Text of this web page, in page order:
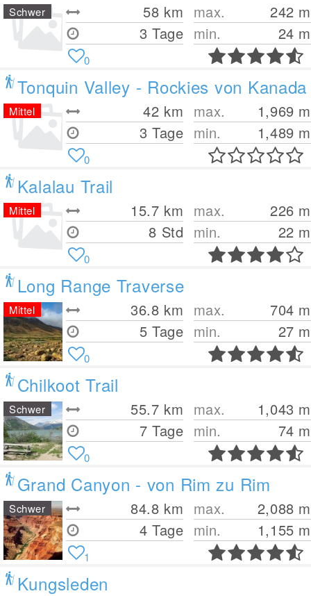
58 km
3 Tage
max. 242 m
min.
24 m
Schwer
0
Tonquin Valley - Rockies von Kanada
42 km
3 Tage
max. 1,969 m
min.
1,489 m
Mittel
0
Kalalau Trail
15.7 km
8 Std
max. 226 m
min.
22 m
Mittel
0
Long Range Traverse
36.8 km
5 Tage
max. 704 m
min.
27 m
Mittel
0
Chilkoot Trail
55.7 km
7 Tage
max. 1,043 m
min.
74 m
Schwer
0
Grand Canyon - von Rim zu Rim
84.8 km
4 Tage
max. 2,088 m
min.
1,155 m
Schwer
1
Kungsleden